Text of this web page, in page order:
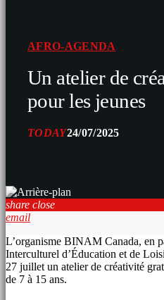
AFRO-AGENDA
Un atelier de
pour les jeunes
TODAY24/07/2025
share close
email
L’organisme BINAM Canada, en
Interculturel d’Éducation et de
27 juillet un atelier de créativité
de 7 à 15 ans.